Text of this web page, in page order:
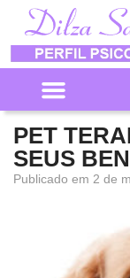
PET
SEUS
Publicado em 2 de